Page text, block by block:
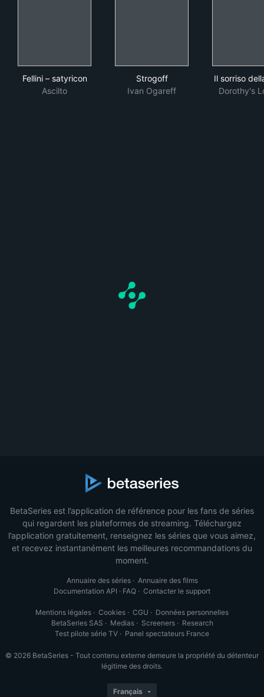
Fellini – satyricon
Ascilto
Strogoff
Ivan Ogareff
Il sorriso
Dorothy's
BetaSeries est l’application de référence pour les fans de séries
qui regardent les plateformes de streaming. Téléchargez
l’application gratuitement, renseignez les séries que vous aimez,
et recevez instantanément les meilleures recommandations du
moment.
Annuaire des séries· Annuaire des films
Documentation API · FAQ · Contacter le support
Mentions légales · Cookies · CGU · Données personnelles
BetaSeries SAS · Medias· Screeners· Research
Test pilote série TV · Panel spectateurs France
© 2026 BetaSeries - Tout contenu externe demeure la propriété du détenteur
légitime des droits.
Français